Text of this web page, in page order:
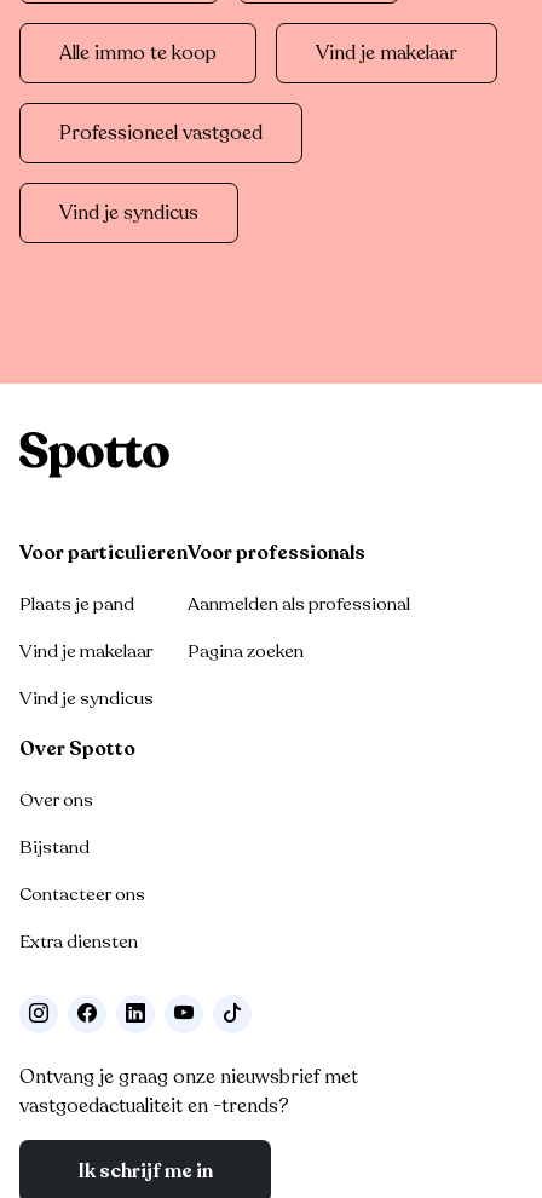
Alle immo te koop Vind je makelaar
Professioneel vastgoed
Vind je syndicus
Voor particulieren
Plaats je pand
Vind je makelaar
Vind je syndicus
Voor professionals
Aanmelden als professional
Pagina zoeken
Over Spotto
Over ons
Bijstand
Contacteer ons
Extra diensten
Ontvang je graag onze nieuwsbrief met
vastgoedactualiteit en -trends?
Ik schrijf me in